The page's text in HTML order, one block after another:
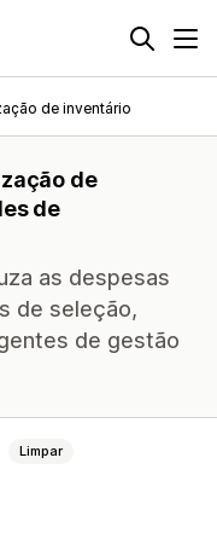
de inventário
de
de
as despesas
de seleção,
de gestão
Limpar